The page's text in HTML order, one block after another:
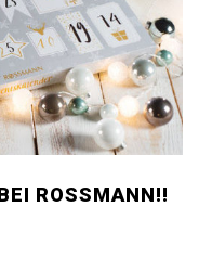
ROSSMANN!!